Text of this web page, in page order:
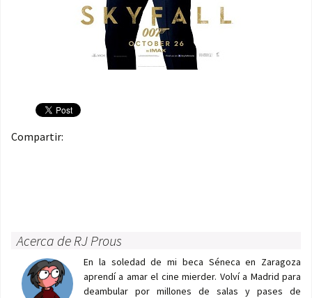
Compartir:
Acerca de RJ Prous
En la soledad de mi beca Séneca en Zaragoza
aprendí a amar el cine mierder. Volví a Madrid para
deambular por millones de salas y pases de